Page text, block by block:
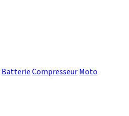
BatterieCompresseurMoto